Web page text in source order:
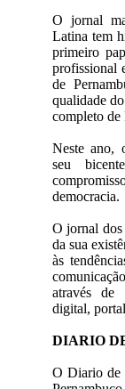
O jornal
Latina tem
primeiro
profissional
de
qualidade
completo de
Neste ano,
seu
democracia.
O jornal dos
da sua
às
através de
digital,
DIARIO
O Diario de